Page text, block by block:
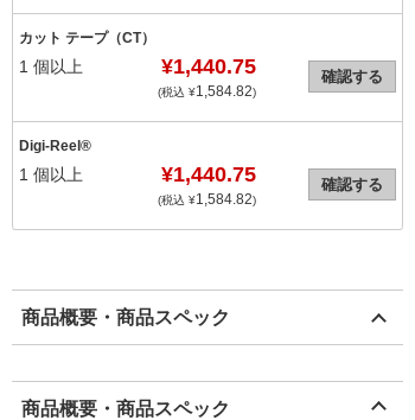
カット テープ（CT）
1 個以上 ¥1,440.75
(税込 ¥1,584.82)
確認する
Digi-Reel®
1 個以上 ¥1,440.75
(税込 ¥1,584.82)
確認する
商品概要・商品スペック
商品概要・商品スペック